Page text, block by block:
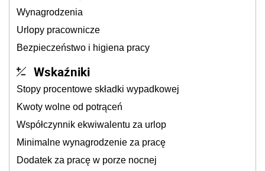
Wynagrodzenia
Urlopy pracownicze
Bezpieczeństwo i higiena pracy
Wskaźniki
Stopy procentowe składki wypadkowej
Kwoty wolne od potrąceń
Współczynnik ekwiwalentu za urlop
Minimalne wynagrodzenie za pracę
Dodatek za pracę w porze nocnej